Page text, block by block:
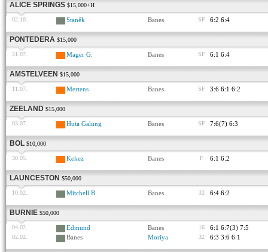
ALICE SPRINGS $15,000+H
02.10. Staněk Banes SF 6:2 6:4
PONTEDERA $15,000
31.07. Mager G. Banes SF 6:1 6:4
AMSTELVEEN $15,000
11.07. Mertens Banes SF 3:6 6:1 6:2
ZEELAND $15,000
03.07. Huta Galung Banes SF 7:6(7) 6:3
BOL $10,000
30.05. Kekez Banes F 6:1 6:2
LAUNCESTON $50,000
10.02. Mitchell B. Banes 32 6:4 6:2
BURNIE $50,000
04.02. Edmund Banes 16 6:1 6:7(3) 7:5
02.02. Banes Moriya 32 6:3 3:6 6:1